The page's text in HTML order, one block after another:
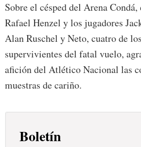
Sobre el césped del Arena
Rafael Henzel y los jugadores
Alan Ruschel y Neto, cuatro de
supervivientes del fatal vuelo,
afición del Atlético Nacional las
muestras de cariño.
Boletín